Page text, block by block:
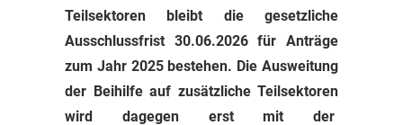
Teilsektoren bleibt die gesetzliche
Ausschlussfrist 30.06.2026 für Anträge
zum Jahr 2025 bestehen. Die Ausweitung
der Beihilfe auf zusätzliche Teilsektoren
wird dagegen erst mit der